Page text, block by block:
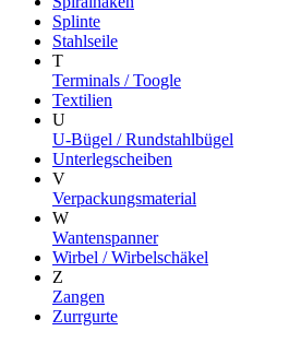
Splinte
Stahlseile
T
Terminals / Toogle
Textilien
U
U-Bügel / Rundstahlbügel
Unterlegscheiben
V
Verpackungsmaterial
W
Wantenspanner
Wirbel / Wirbelschäkel
Z
Zangen
Zurrgurte